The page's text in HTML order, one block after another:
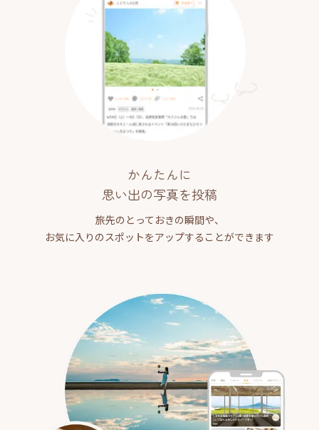
かんたんに
思い出の写真を投稿
旅先のとっておきの瞬間や、
お気に入りのスポットをアップすることができます